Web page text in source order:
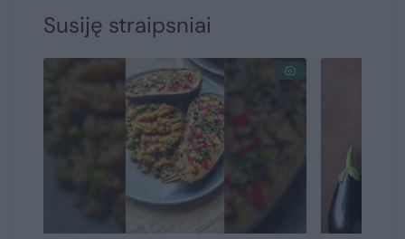
Susiję straipsniai